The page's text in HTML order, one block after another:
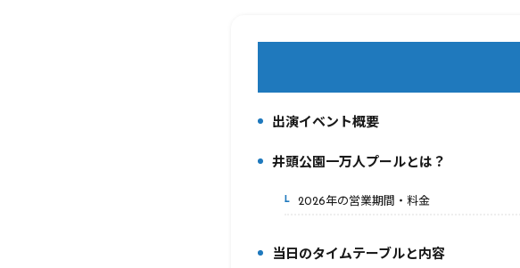
出演イベント概要
2.
井頭公園一万人プールとは？
2-1.2026年の営業期間・料金
当日のタイムテーブルと内容